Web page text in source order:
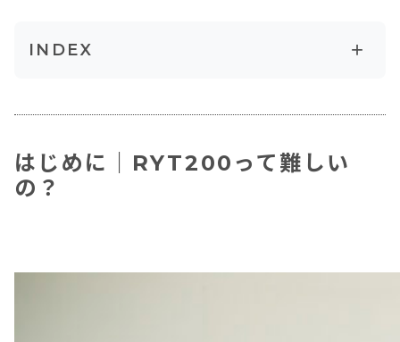
INDEX +
難しいと感じる人・スムーズに進む人の違い
難しいと感じる人の特徴
スムーズに進む人の特徴
はじめに｜RYT200って難しい
の？